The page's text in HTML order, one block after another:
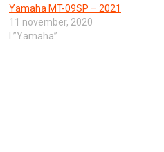
Yamaha MT-09SP – 2021
11 november, 2020
I ”Yamaha”